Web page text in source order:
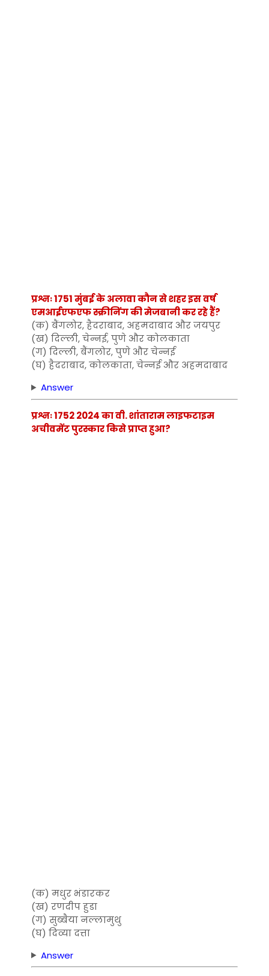
प्रश्नः 1751 मुंबई के अलावा कौन से शहर इस वर्ष
एमआईएफएफ स्क्रीनिंग की मेजबानी कर रहे हैं?
(क) बैंगलोर, हैदराबाद, अहमदाबाद और जयपुर
(ख) दिल्ली, चेन्नई, पुणे और कोलकाता
(ग) दिल्ली, बैंगलोर, पुणे और चेन्नई
(घ) हैदराबाद, कोलकाता, चेन्नई और अहमदाबाद
Answer
प्रश्नः 1752 2024 का वी. शांताराम लाइफटाइम
अचीवमेंट पुरस्कार किसे प्राप्त हुआ?
(क) मधुर भंडारकर
(ख) रणदीप हुडा
(ग) सुब्बैया नल्लामुथु
(घ) दिव्या दत्ता
Answer